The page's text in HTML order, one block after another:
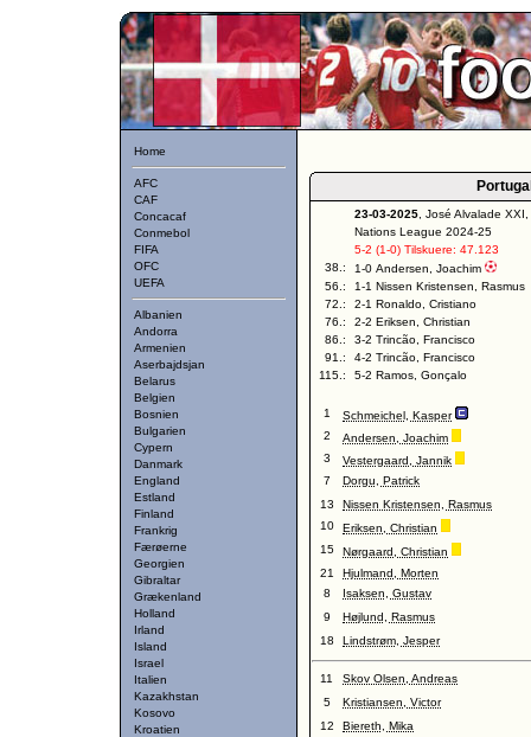
Home
AFC
CAF
Concacaf
Conmebol
FIFA
OFC
UEFA
Albanien
Andorra
Armenien
Aserbajdsjan
Belarus
Belgien
Bosnien
Bulgarien
Cypern
Danmark
England
Estland
Finland
Frankrig
Færøerne
Georgien
Gibraltar
Grækenland
Holland
Irland
Island
Israel
Italien
Kazakhstan
Kosovo
Kroatien
23-03-2025 , José Alvalade
Nations League 2024-25
5-2 (1-0) Tilskuere: 47.123
38.:
1-0 Andersen, Joachim
56.:
1-1 Nissen Kristensen, Rasmus
72.:
2-1 Ronaldo, Cristiano
76.:
2-2 Eriksen, Christian
86.:
3-2 Trincão, Francisco
91.:
4-2 Trincão, Francisco
115.:
5-2 Ramos, Gonçalo
1
Schmeichel, Kasper
2
Andersen, Joachim
3
Vestergaard, Jannik
7
Dorgu, Patrick
13
Nissen Kristensen, Rasmus
10
Eriksen, Christian
15
Nørgaard, Christian
21
Hjulmand, Morten
8
Isaksen, Gustav
9
Højlund, Rasmus
18
Lindstrøm, Jesper
11
Skov Olsen, Andreas
5
Kristiansen, Victor
12
Biereth, Mika